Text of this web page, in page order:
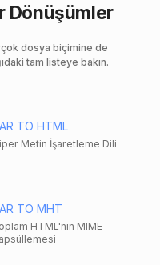
Dönüşümler
dosya biçimine de
tam listeye bakın.
TO HTML
Metin İşaretleme Dili
TO MHT
HTML'nin MIME